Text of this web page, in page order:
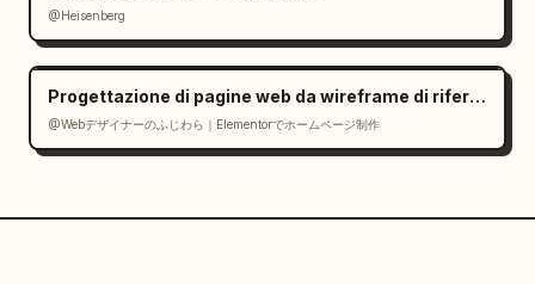
@Heisenberg
Progettazione di pagine web da wireframe di riferimento
@Webデザイナーのふじわら｜Elementorでホームページ制作